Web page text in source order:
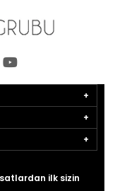
ilk sizin